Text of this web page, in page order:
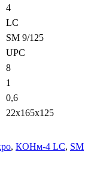
4
LC
SM 9/125
UPC
8
1
0,6
22х165х125
, КОНм-4 LC, SM